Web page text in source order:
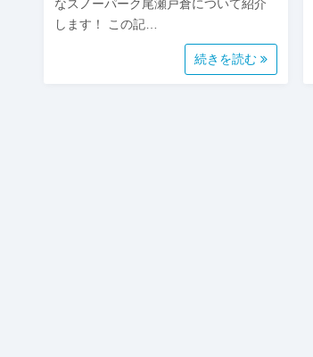
なスノーパーク尾瀬戸倉について紹介
します！ この記…
続きを読む